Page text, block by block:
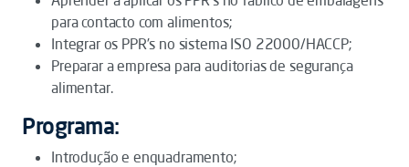
para contacto com alimentos;
Integrar os PPR’s no sistema ISO 22000/HACCP;
Preparar a empresa para auditorias de segurança
alimentar.
Programa:
Introdução e enquadramento;